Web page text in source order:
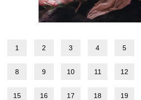
1 2 3 4 5
8 9 10 11 12
15 16 17 18 19